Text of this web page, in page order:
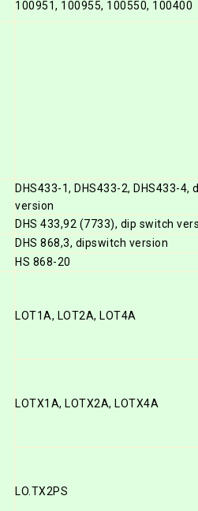
100951, 100955, 100550, 100400
DHS433-1, DHS433-2, DHS433-4,
version
DHS 433,92 (7733), dip switch
DHS 868,3, dipswitch version
HS 868-20
LOT1A, LOT2A, LOT4A
LOTX1A, LOTX2A, LOTX4A
LO.TX2PS